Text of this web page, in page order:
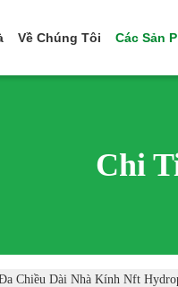
Về Chúng Tôi Các Sản
Chi
Chiều Dài Nhà Kính Nft